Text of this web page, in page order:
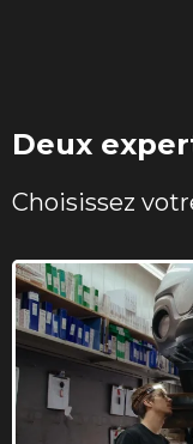
Deux
Choisissez